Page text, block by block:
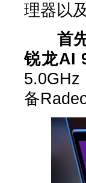
理器以
首
锐龙AI
5.0GHz
备